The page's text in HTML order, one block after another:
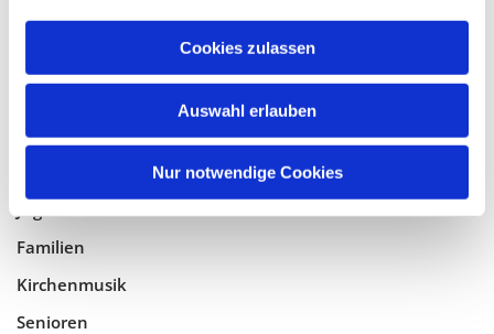
Cookies zulassen
Auswahl erlauben
Nur notwendige Cookies
Geistlicher Raum
Taufe, Kommunion & Trauung
Familien
Kirchenmusik
Senioren